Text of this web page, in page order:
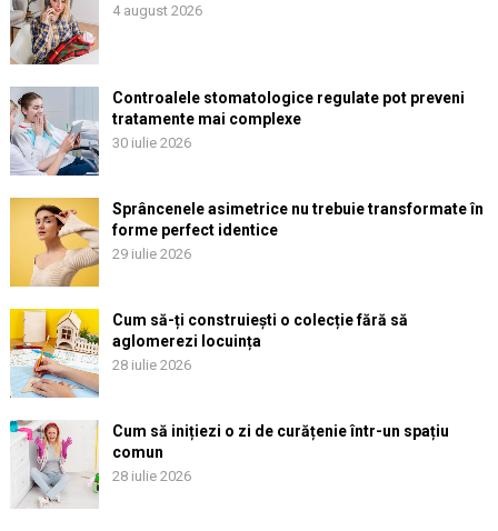
4 august 2026
Controalele stomatologice regulate pot preveni
tratamente mai complexe
30 iulie 2026
Sprâncenele asimetrice nu trebuie transformate în
forme perfect identice
29 iulie 2026
Cum să-ți construiești o colecție fără să
aglomerezi locuința
28 iulie 2026
Cum să inițiezi o zi de curățenie într-un spațiu
comun
28 iulie 2026